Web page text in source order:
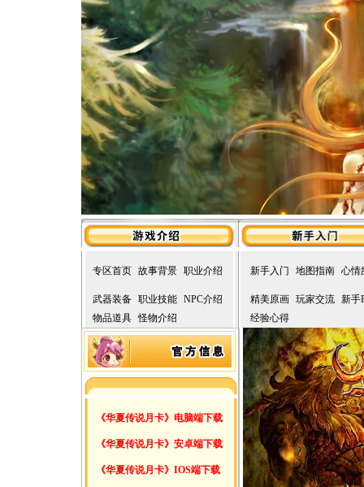
专区首页 故事背景 职业介绍
武器装备 职业技能
NPC介绍
物品道具 怪物介绍
新手入门 地图指南 心情
精美原画 玩家交流 新手
经验心得
《华夏传说月卡》电脑端下载
《华夏传说月卡》安卓端下载
《华夏传说月卡》IOS端下载